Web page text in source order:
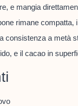
e mangia
rimane compatta,
consistenza a metà
e il cacao in